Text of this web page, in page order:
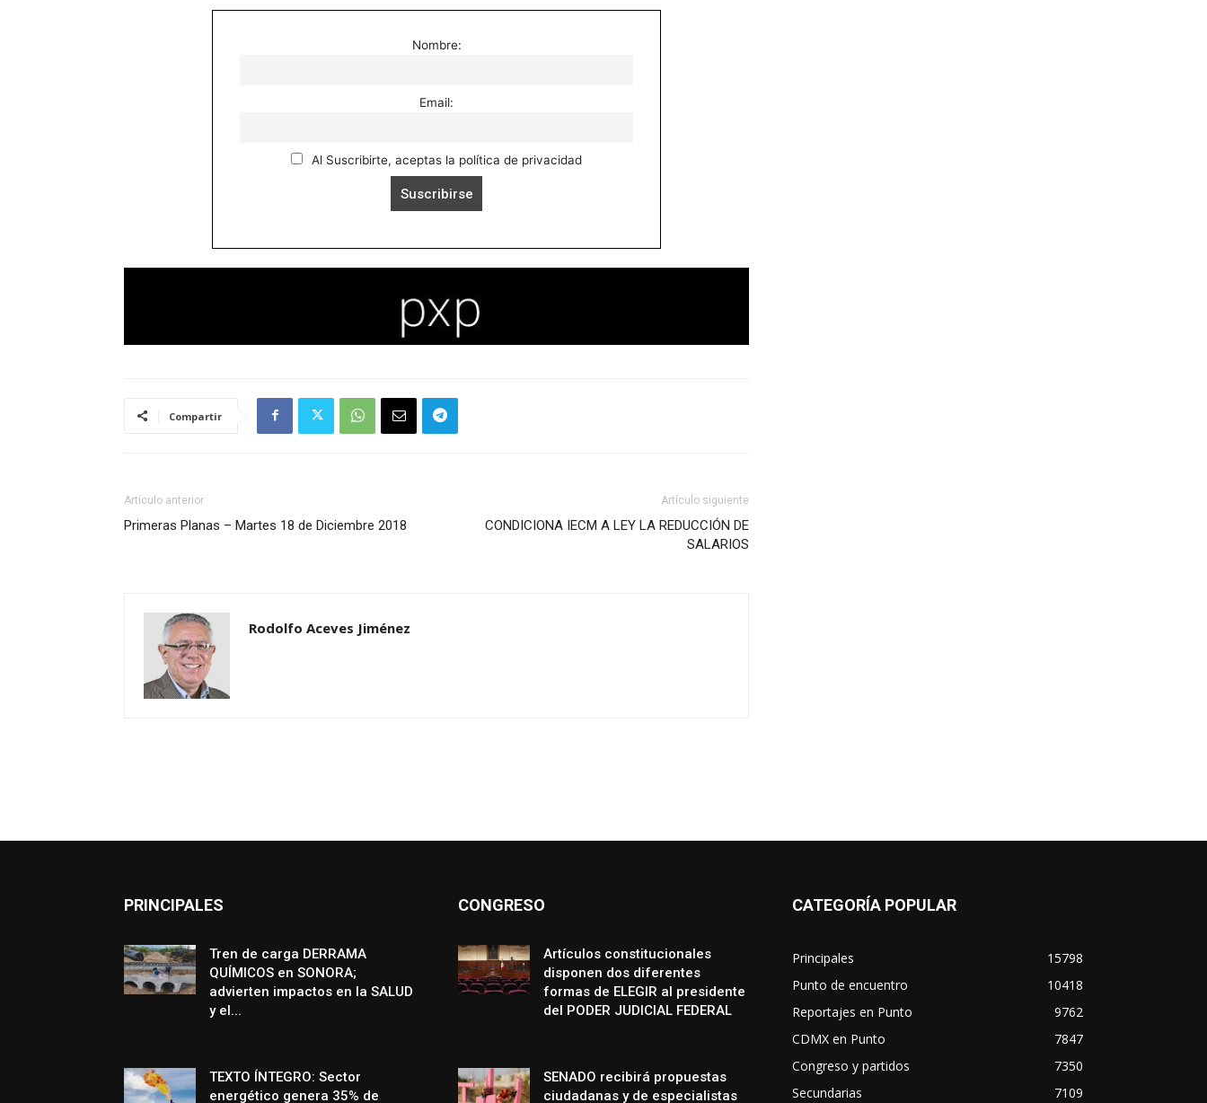
Nombre:
Email:
Al Suscribirte, aceptas la política de privacidad
Compartir
Artículo anterior
Primeras Planas – Martes 18 de Diciembre 2018
Artículo siguiente
CONDICIONA IECM A LEY LA REDUCCIÓN DE
SALARIOS
Rodolfo Aceves Jiménez
PRINCIPALES
Tren de carga DERRAMA
QUÍMICOS en SONORA;
advierten impactos en la SALUD
y el...
TEXTO ÍNTEGRO: Sector
energético genera 35% de
CONGRESO
Artículos constitucionales
disponen dos diferentes
formas de ELEGIR al presidente
del PODER JUDICIAL FEDERAL
SENADO recibirá propuestas
ciudadanas y de especialistas
CATEGORÍA POPULAR
Principales
15798
Punto de encuentro
10418
Reportajes en Punto
9762
CDMX en Punto
7847
Congreso y partidos
7350
Secundarias
7109